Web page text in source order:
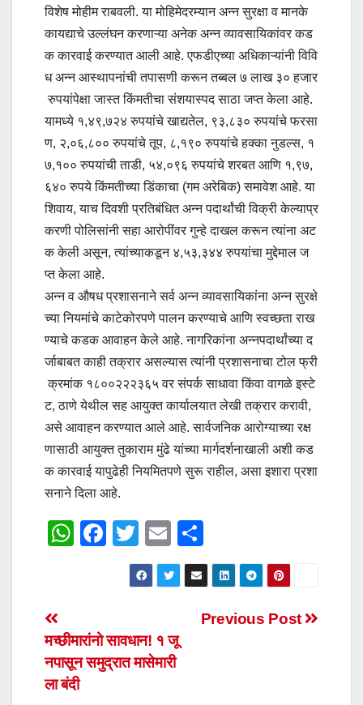
विशेष मोहीम राबवली. या मोहिमेदरम्यान अन्न सुरक्षा व मानके
कायद्याचे उल्लंघन करणाऱ्या अनेक अन्न व्यावसायिकांवर कड
क कारवाई करण्यात आली आहे. एफडीएच्या अधिकाऱ्यांनी विवि
ध अन्न आस्थापनांची तपासणी करून तब्बल ७ लाख ३० हजार
रुपयांपेक्षा जास्त किंमतीचा संशयास्पद साठा जप्त केला आहे.
यामध्ये १,४९,७२४ रुपयांचे खाद्यतेल, ९३,८३० रुपयांचे फरसा
ण, २,०६,८०० रुपयांचे तूप, ८,१९० रुपयांचे हक्का नुडल्स, १
७,१०० रुपयांची ताडी, ५४,०९६ रुपयांचे शरबत आणि १,९७,
६४० रुपये किंमतीच्या डिंकाचा (गम अरेबिक) समावेश आहे. या
शिवाय, याच दिवशी प्रतिबंधित अन्न पदार्थांची विक्री केल्याप्र
करणी पोलिसांनी सहा आरोपींवर गुन्हे दाखल करून त्यांना अट
क केली असून, त्यांच्याकडून ४,५३,३४४ रुपयांचा मुद्देमाल ज
प्त केला आहे.
अन्न व औषध प्रशासनाने सर्व अन्न व्यावसायिकांना अन्न सुरक्षे
च्या नियमांचे काटेकोरपणे पालन करण्याचे आणि स्वच्छता राख
ण्याचे कडक आवाहन केले आहे. नागरिकांना अन्नपदार्थांच्या द
र्जाबाबत काही तक्रार असल्यास त्यांनी प्रशासनाचा टोल फ्री
क्रमांक १८००२२२३६५ वर संपर्क साधावा किंवा वागळे इस्टे
ट, ठाणे येथील सह आयुक्त कार्यालयात लेखी तक्रार करावी,
असे आवाहन करण्यात आले आहे. सार्वजनिक आरोग्याच्या रक्ष
णासाठी आयुक्त तुकाराम मुंढे यांच्या मार्गदर्शनाखाली अशी कड
क कारवाई यापुढेही नियमितपणे सुरू राहील, असा इशारा प्रशा
सनाने दिला आहे.
W
A
p
p
F
b
o
T
wi
tt
E
m
ail
h
ar
e
Post
navigation
Previous Post
मच्छीमारांनो सावधान! १ जू
नपासून समुद्रात मासेमारी
ला बंदी